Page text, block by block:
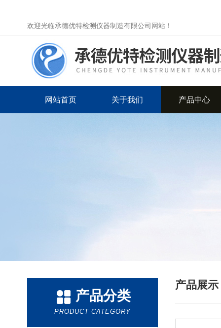
欢迎光临承德优特检测仪器制造有限公司网站！
网站首页 关于我们 产品中心
产品分类
PRODUCT CATEGORY
产品展示